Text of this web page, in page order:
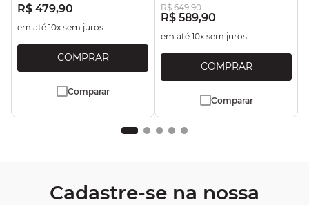
R$ 479,90
em até 10x sem juros
Comparar
R$ 649,90
R$ 589,90
em até 10x sem juros
Comparar
Cadastre-se na nossa